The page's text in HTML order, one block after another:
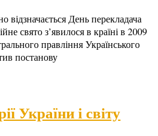
відзначається День перекладача
свято з’явилося в країні в 2009
правління Українського
постанову
України і світу